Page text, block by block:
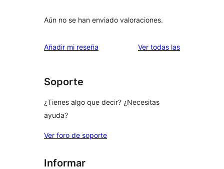
Aún no se han enviado valoraciones.
Añadir mi reseña Ver todas lasvaloraciones
Soporte
¿Tienes algo que decir? ¿Necesitas
ayuda?
Ver foro de soporte
Informar